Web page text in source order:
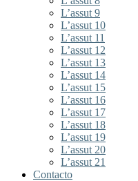
L’assut 9
L’assut 10
L’assut 11
L’assut 12
L’assut 13
L’assut 14
L’assut 15
L’assut 16
L’assut 17
L’assut 18
L’assut 19
L’assut 20
L’assut 21
Contacto